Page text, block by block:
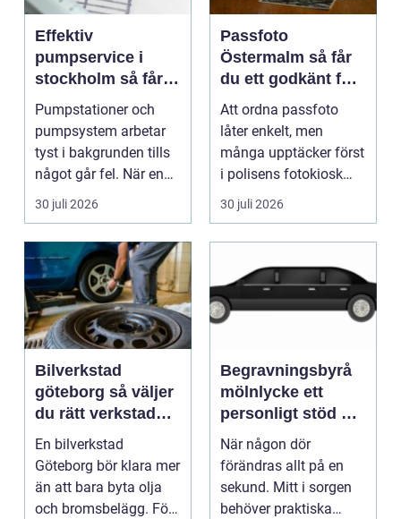
Effektiv
pumpservice i
stockholm så får
du driftsäkra
anläggningar året
runt
Pumpstationer och
pumpsystem arbetar
tyst i bakgrunden tills
något går fel. När en
pump stannar hand...
30 juli 2026
Passfoto
Östermalm så får
du ett godkänt foto
utan stress
Att ordna passfoto
låter enkelt, men
många upptäcker först
i polisens fotokiosk
eller hos fotografen...
30 juli 2026
Bilverkstad
göteborg så väljer
du rätt verkstad
för din bil
En bilverkstad
Göteborg bör klara mer
än att bara byta olja
och bromsbelägg. För
Begravningsbyrå
mölnlycke ett
personligt stöd när
någon gått bort
När någon dör
förändras allt på en
sekund. Mitt i sorgen
behöver praktiska